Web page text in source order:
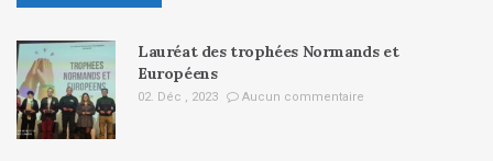
Lauréat des trophées Normands et
Européens
02. Déc , 2023 Aucun commentaire